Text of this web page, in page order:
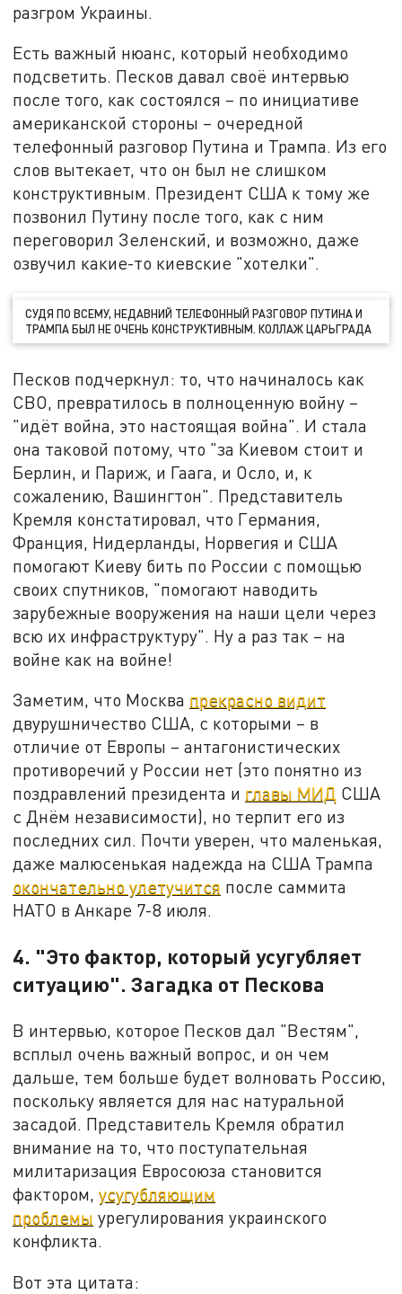
разгром Украины.
Есть важный нюанс, который необходимо
подсветить. Песков давал своё интервью
после того, как состоялся – по инициативе
американской стороны – очередной
телефонный разговор Путина и Трампа. Из его
слов вытекает, что он был не слишком
конструктивным. Президент США к тому же
позвонил Путину после того, как с ним
переговорил Зеленский, и возможно, даже
озвучил какие-то киевские "хотелки".
СУДЯ ПО ВСЕМУ, НЕДАВНИЙ ТЕЛЕФОННЫЙ РАЗГОВОР ПУТИНА И
ТРАМПА БЫЛ НЕ ОЧЕНЬ КОНСТРУКТИВНЫМ. КОЛЛАЖ ЦАРЬГРАДА
Песков подчеркнул: то, что начиналось как
СВО, превратилось в полноценную войну –
"идёт война, это настоящая война". И стала
она таковой потому, что "за Киевом стоит и
Берлин, и Париж, и Гаага, и Осло, и, к
сожалению, Вашингтон". Представитель
Кремля констатировал, что Германия,
Франция, Нидерланды, Норвегия и США
помогают Киеву бить по России с помощью
своих спутников, "помогают наводить
зарубежные вооружения на наши цели через
всю их инфраструктуру". Ну а раз так – на
войне как на войне!
Заметим, что Москва прекрасно видит
двурушничество США, с которыми – в
отличие от Европы – антагонистических
противоречий у России нет (это понятно из
поздравлений президента и главы МИД США
с Днём независимости), но терпит его из
последних сил. Почти уверен, что маленькая,
даже малюсенькая надежда на США Трампа
окончательно улетучится после саммита
НАТО в Анкаре 7-8 июля.
4. "Это фактор, который усугубляет
ситуацию". Загадка от Пескова
В интервью, которое Песков дал "Вестям",
всплыл очень важный вопрос, и он чем
дальше, тем больше будет волновать Россию,
поскольку является для нас натуральной
засадой. Представитель Кремля обратил
внимание на то, что поступательная
милитаризация Евросоюза становится
фактором,усугубляющим
проблемы урегулирования украинского
конфликта.
Вот эта цитата: